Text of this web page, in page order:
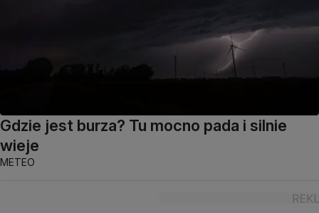
Gdzie jest burza? Tu mocno pada i silnie
wieje
METEO